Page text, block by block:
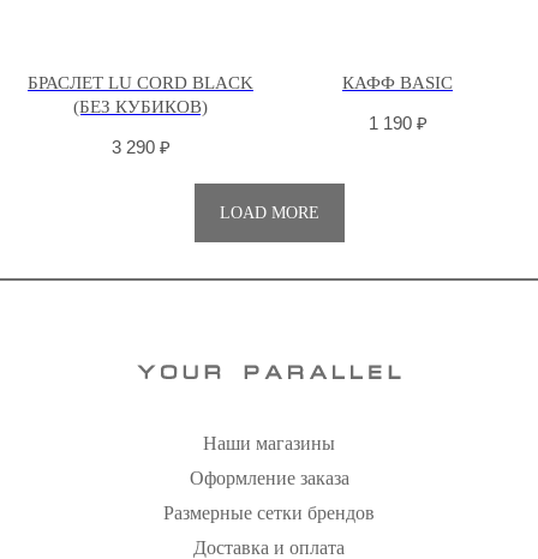
БРАСЛЕТ LU CORD BLACK
(БЕЗ КУБИКОВ)
3 290 ₽
КАФФ BASIC
1 190 ₽
LOAD MORE
Наши магазины
Оформление заказа
Размерные сетки брендов
Доставка и оплата